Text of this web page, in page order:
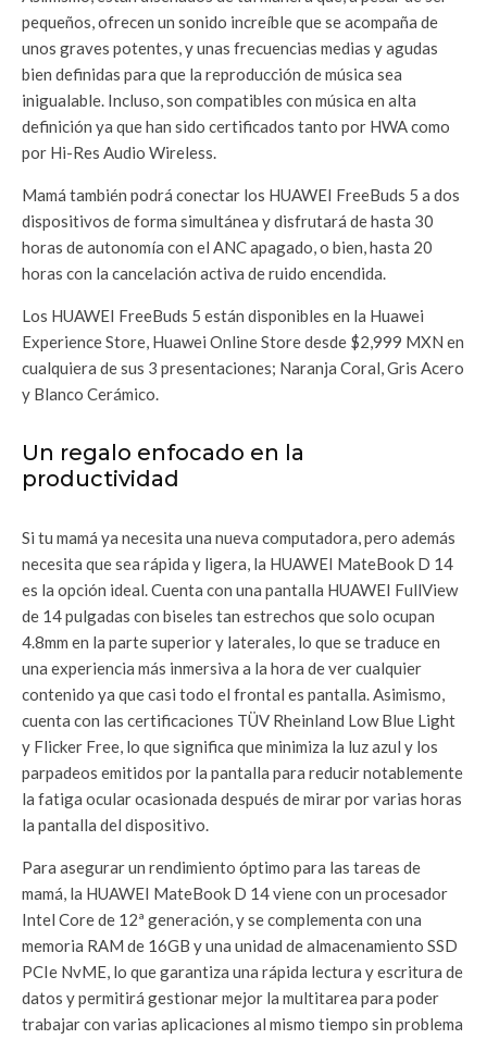
pequeños, ofrecen un sonido increíble que se acompaña de
unos graves potentes, y unas frecuencias medias y agudas
bien definidas para que la reproducción de música sea
inigualable. Incluso, son compatibles con música en alta
definición ya que han sido certificados tanto por HWA como
por Hi-Res Audio Wireless.
Mamá también podrá conectar los HUAWEI FreeBuds 5 a dos
dispositivos de forma simultánea y disfrutará de hasta 30
horas de autonomía con el ANC apagado, o bien, hasta 20
horas con la cancelación activa de ruido encendida.
Los HUAWEI FreeBuds 5 están disponibles en la Huawei
Experience Store, Huawei Online Store desde $2,999 MXN en
cualquiera de sus 3 presentaciones; Naranja Coral, Gris Acero
y Blanco Cerámico.
Un regalo enfocado en la
productividad
Si tu mamá ya necesita una nueva computadora, pero además
necesita que sea rápida y ligera, la HUAWEI MateBook D 14
es la opción ideal. Cuenta con una pantalla HUAWEI FullView
de 14 pulgadas con biseles tan estrechos que solo ocupan
4.8mm en la parte superior y laterales, lo que se traduce en
una experiencia más inmersiva a la hora de ver cualquier
contenido ya que casi todo el frontal es pantalla. Asimismo,
cuenta con las certificaciones TÜV Rheinland Low Blue Light
y Flicker Free, lo que significa que minimiza la luz azul y los
parpadeos emitidos por la pantalla para reducir notablemente
la fatiga ocular ocasionada después de mirar por varias horas
la pantalla del dispositivo.
Para asegurar un rendimiento óptimo para las tareas de
mamá, la HUAWEI MateBook D 14 viene con un procesador
Intel Core de 12ª generación, y se complementa con una
memoria RAM de 16GB y una unidad de almacenamiento SSD
PCIe NvME, lo que garantiza una rápida lectura y escritura de
datos y permitirá gestionar mejor la multitarea para poder
trabajar con varias aplicaciones al mismo tiempo sin problema